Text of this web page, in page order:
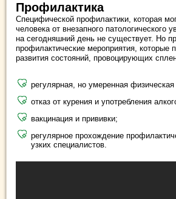
Профилактика
Специфической профилактики, которая
человека от внезапного патологического
на сегодняшний день не существует. Но
профилактические мероприятия, которые
развития состояний, провоцирующих
регулярная, но умеренная физическая
отказ от курения и употребления
вакцинация и прививки;
регулярное прохождение
узких специалистов.